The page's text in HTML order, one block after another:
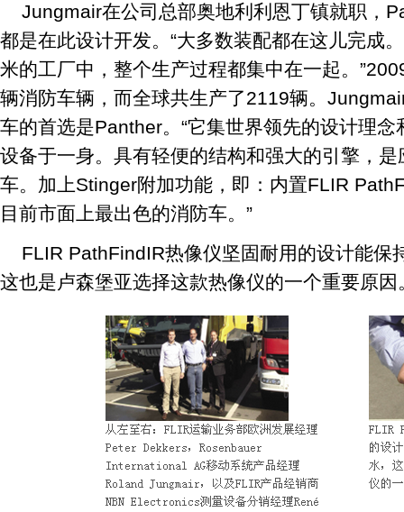
Jungmair在公司总部奥地利利恩丁镇就职，
都是在此设计开发。“大多数装配都在这儿完成
米的工厂中，整个生产过程都集中在一起。
辆消防车辆，而全球共生产了2119辆。
车的首选是Panther。“它集世界领先的设计理
设备于一身。具有轻便的结构和强大的引擎，
车。加上Stinger附加功能，即：内置FLIR
目前市面上最出色的消防车。”
FLIR PathFindIR热像仪坚固耐用的设计能保
这也是卢森堡亚选择这款热像仪的一个重要原因